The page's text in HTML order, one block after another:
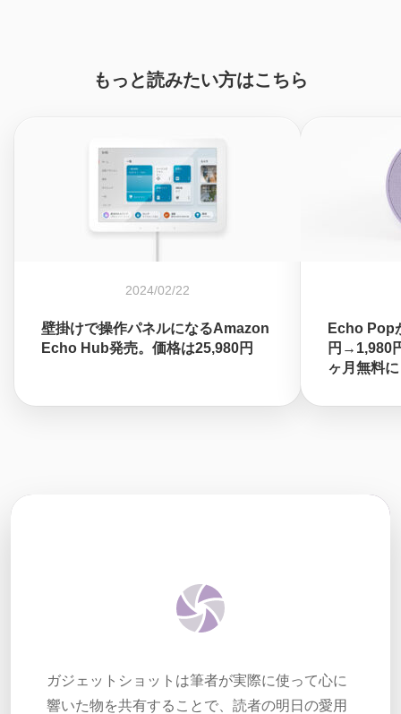
もっと読みたい方はこちら
2024/02/22
壁掛けで操作パネルになるAmazon
Echo Hub発売。価格は25,980円
Echo Pop
円→1,980
ヶ月無料に
ガジェットショットは筆者が実際に使って心に
響いた物を共有することで、読者の明日の愛用